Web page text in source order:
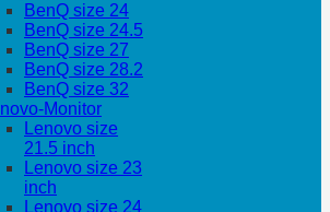
BenQ size 24
BenQ size 24.5
BenQ size 27
BenQ size 28.2
BenQ size 32
Monitor
Lenovo size
21.5 inch
Lenovo size 23
inch
Lenovo size 24